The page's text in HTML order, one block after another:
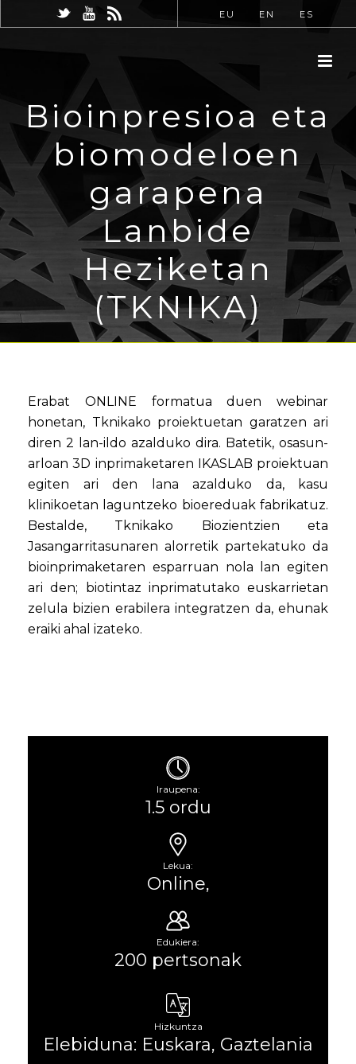
EU EN ES
Bioinpresioa eta
biomodeloen
garapena
Lanbide
Heziketan
(TKNIKA)
Erabat ONLINE formatua duen webinar
honetan, Tknikako proiektuetan garatzen ari
diren 2 lan-ildo azalduko dira. Batetik, osasun-
arloan 3D inprimaketaren IKASLAB proiektuan
egiten ari den lana azalduko da, kasu
klinikoetan laguntzeko bioereduak fabrikatuz.
Bestalde, Tknikako Biozientzien eta
Jasangarritasunaren alorretik partekatuko da
bioinprimaketaren esparruan nola lan egiten
ari den; biotintaz inprimatutako euskarrietan
zelula bizien erabilera integratzen da, ehunak
eraiki ahal izateko.
Iraupena:
1.5 ordu
Lekua:
Online,
Edukiera:
200 pertsonak
Hizkuntza
Elebiduna: Euskara, Gaztelania